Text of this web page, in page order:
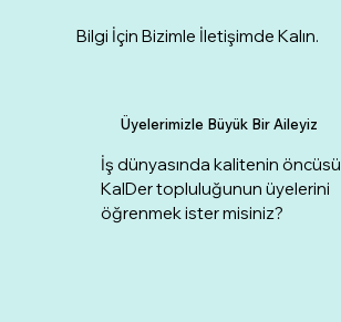
Üyelerimizle Büyük Bir Aileyiz
İş dünyasında kalitenin öncüsü
KalDer topluluğunun üyelerini
öğrenmek ister misiniz?
Bilgi İçin Bizimle İletişimde Kalın.